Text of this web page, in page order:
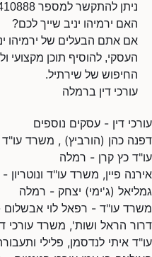
ניתן להתקשר למספר 089410888.
האם ירמיהו יניב שייך לכם?
אם אתם הבעלים של ירמיהו
העסקי, להוסיף תוכן מקצועי
החיפוש של שירתיל.
עורכי דין ברמלה
עורכי דין - עסקים נוספים
דפנה כהן (הורביץ) , משרד
עו"ד כץ קרן - רמלה
אירנה פיין, משרד עו"ד ונוטריון
גמליאל (ג'ימי) יצחק - רמלה
משרד עו"ד - רפאל לוי
דרור הראל ושות', משרד עורכי
עו"ד איתי לנדסמן, פלילי